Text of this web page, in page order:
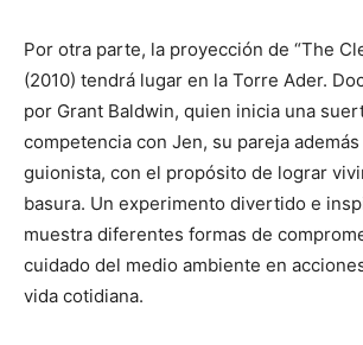
Por otra parte, la proyección de “The
(2010) tendrá lugar en la Torre Ader.
por Grant Baldwin, quien inicia una
competencia con Jen, su pareja
guionista, con el propósito de lograr
basura. Un experimento divertido e
muestra diferentes formas de
cuidado del medio ambiente en
vida cotidiana.